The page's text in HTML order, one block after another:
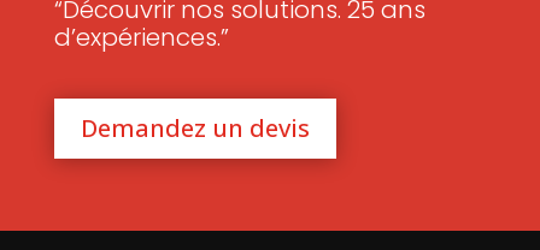
“Découvrir nos solutions. 25 ans
d’expériences.”
Demandez un devis